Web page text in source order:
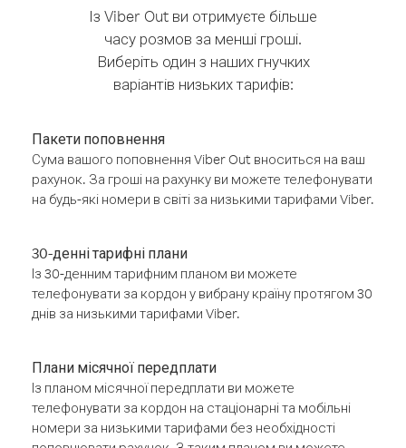
Із Viber Out ви отримуєте більше
часу розмов за менші гроші.
Виберіть один з наших гнучких
варіантів низьких тарифів:
Пакети поповнення
Сума вашого поповнення Viber Out вноситься на ваш
рахунок. За гроші на рахунку ви можете телефонувати
на будь-які номери в світі за низькими тарифами Viber.
30-денні тарифні плани
Із 30-денним тарифним планом ви можете
телефонувати за кордон у вибрану країну протягом 30
днів за низькими тарифами Viber.
Плани місячної передплати
Із планом місячної передплати ви можете
телефонувати за кордон на стаціонарні та мобільні
номери за низькими тарифами без необхідності